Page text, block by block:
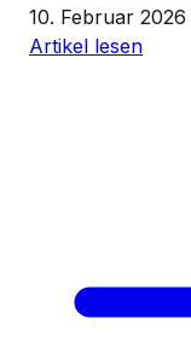
10. Februar 2026
Artikel lesen